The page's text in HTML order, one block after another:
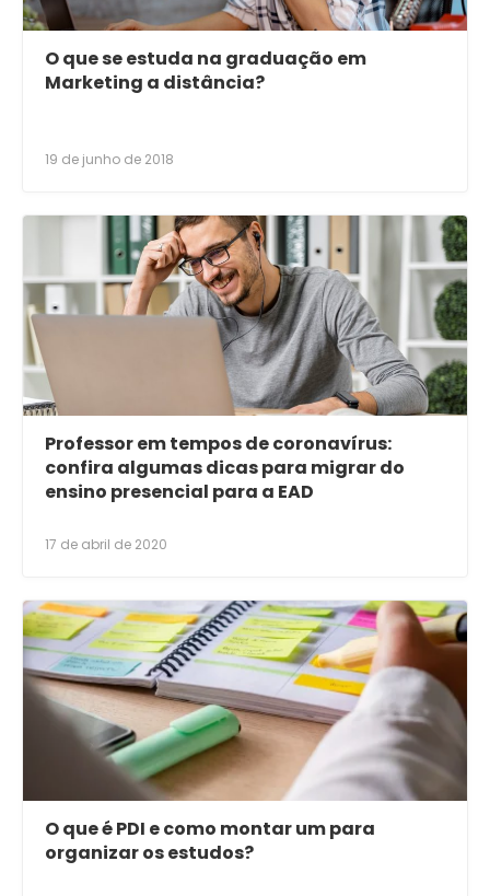
O que se estuda na graduação em
Marketing a distância?
19 de junho de 2018
Professor em tempos de coronavírus:
confira algumas dicas para migrar do
ensino presencial para a EAD
17 de abril de 2020
O que é PDI e como montar um para
organizar os estudos?